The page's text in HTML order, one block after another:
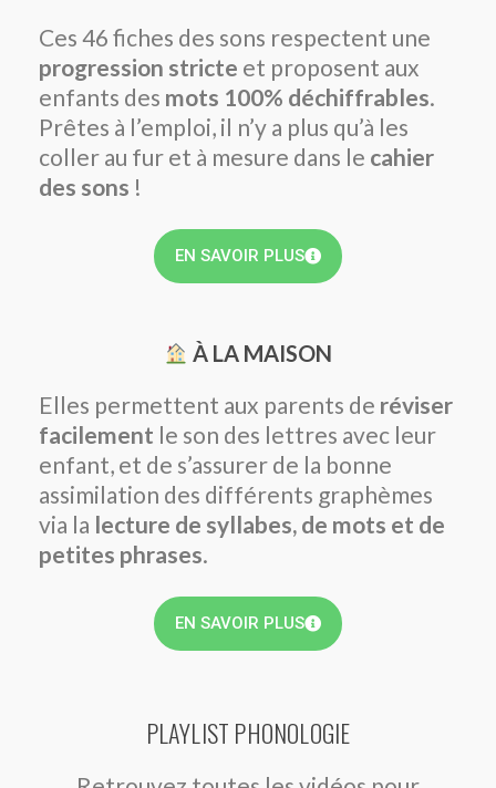
Ces 46 fiches des sons respectent une
progression stricte et proposent aux
enfants des mots 100% déchiffrables.
Prêtes à l’emploi, il n’y a plus qu’à les
coller au fur et à mesure dans le cahier
des sons !
EN SAVOIR PLUS
À LA MAISON
Elles permettent aux parents de réviser
facilement le son des lettres avec leur
enfant, et de s’assurer de la bonne
assimilation des différents graphèmes
via la lecture de syllabes, de mots et de
petites phrases.
EN SAVOIR PLUS
PLAYLIST PHONOLOGIE